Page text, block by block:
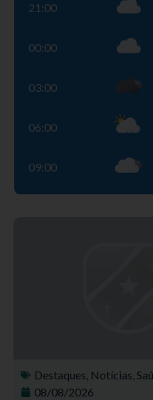
21:00
00:00
03:00
06:00
09:00
Destaques, Notícias,
08/08/2026